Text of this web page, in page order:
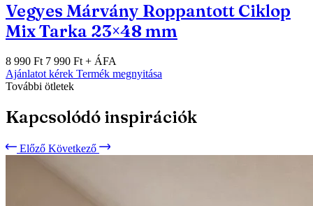
Vegyes Márvány Roppantott Ciklop
Mix Tarka 23×48 mm
8 990 Ft 7 990 Ft + ÁFA
Ajánlatot kérek Termék megnyitása
További ötletek
Kapcsolódó inspirációk
Előző Következő